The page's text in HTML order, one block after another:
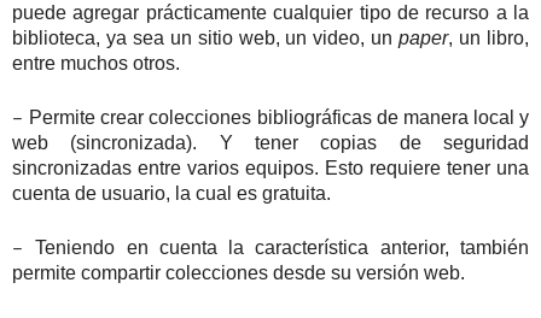
puede agregar prácticamente cualquier tipo de recurso a la
biblioteca, ya sea un sitio web, un video, unpaper, un libro,
entre muchos otros.
– Permite crear colecciones bibliográficas de manera local y
web (sincronizada). Y tener copias de seguridad
sincronizadas entre varios equipos. Esto requiere tener una
cuenta de usuario, la cual es gratuita.
–Teniendo en cuenta la característica anterior, también
permite compartir colecciones desde su versión web.